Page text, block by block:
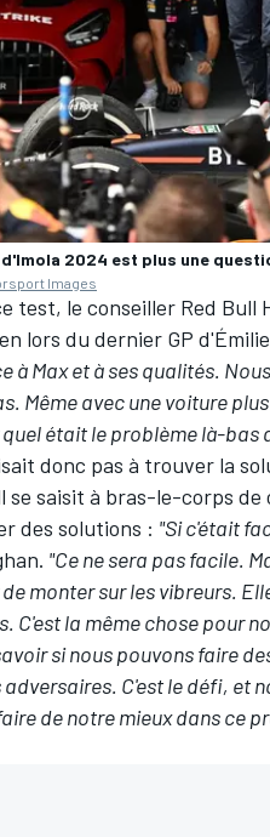
2024 est plus une
Images
test, le conseiller Red
lors du dernier GP
à Max et à ses qualités.
Même avec une voiture
était le problème là-bas
donc pas à trouver la
se saisit à bras-le-corps
des solutions : "Si c'était
"Ce ne sera pas facile.
de monter sur les vibreurs.
C'est la même chose pour
si nous pouvons faire
C'est le défi, et
de notre mieux dans ce